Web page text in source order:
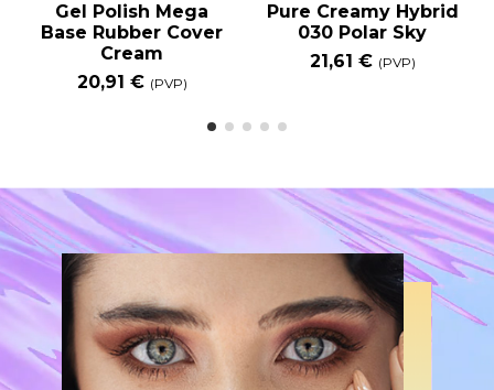
Gel Polish Mega
Base Rubber Cover
Cream
20,91 € (PVP)
Pure Creamy Hybrid
030 Polar Sky
21,61 € (PVP)